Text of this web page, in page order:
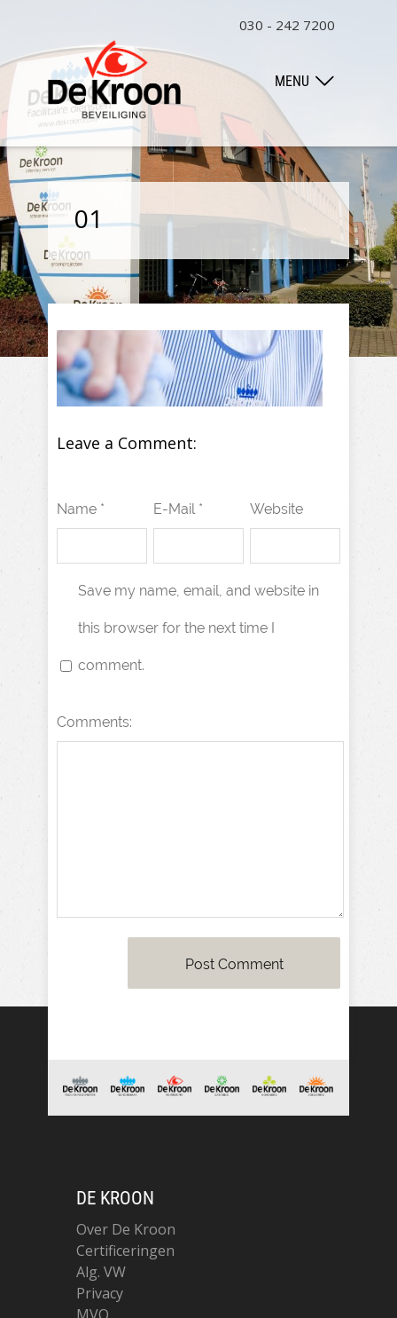
MENU
030 - 242 7200
01
Leave a Comment:
Name * E-Mail * Website
Save my name, email, and website in
this browser for the next time I
comment.
Comments:
DE KROON
Over De Kroon
Certificeringen
Alg. VW
Privacy